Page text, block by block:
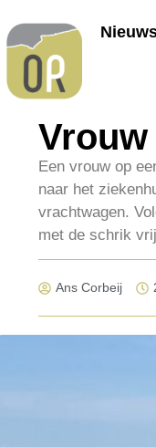
Een vrouw op
naar het
vrachtwagen.
met de schrik
Ans Corbeij